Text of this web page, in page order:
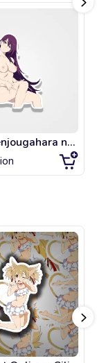
Hitagi Senjougahara naked